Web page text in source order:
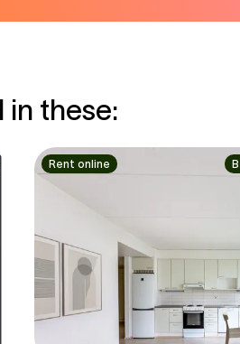
in these:
Rent online